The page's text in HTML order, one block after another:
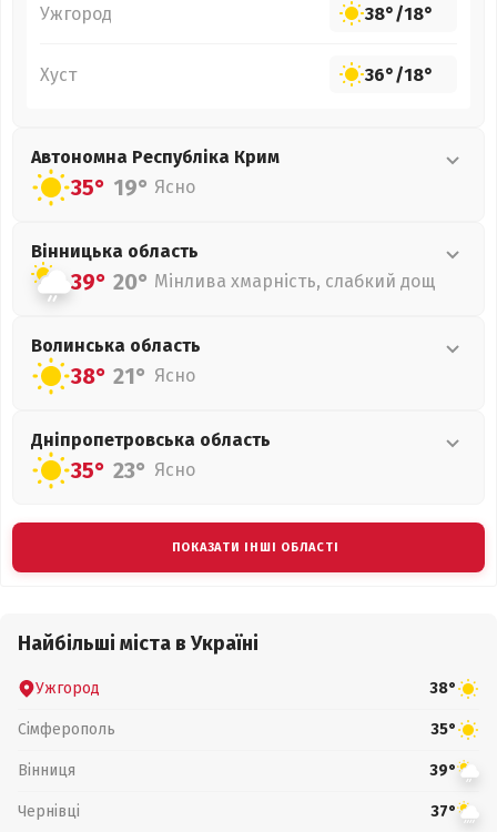
Ужгород 38°/18°
Хуст 36°/18°
Автономна Республіка Крим
35° 19° Ясно
Вінницька область
39° 20° Мінлива хмарність, слабкий дощ
Волинська область
38° 21° Ясно
Дніпропетровська область
35° 23° Ясно
ПОКАЗАТИ ІНШІ ОБЛАСТІ
Найбільші міста в Україні
Ужгород 38°
Сімферополь 35°
Вінниця 39°
Чернівці 37°